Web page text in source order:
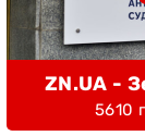
ZN.UA -
5610